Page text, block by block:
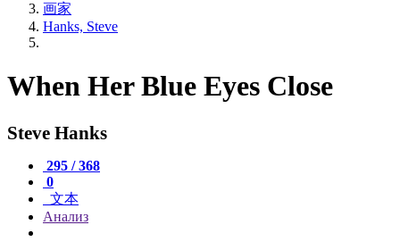
画家
Hanks, Steve
When Her Blue Eyes Close
Steve Hanks
295 / 368
0
文本
Анализ